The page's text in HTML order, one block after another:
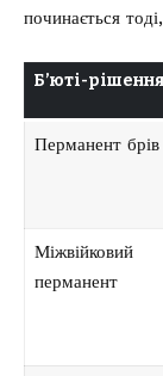
починається
Б’юті-рішення
Перманент брів
Міжвійковий
перманент